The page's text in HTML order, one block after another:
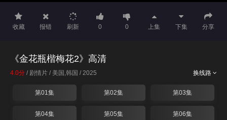
收藏 报错 刷新 0 0 上集 下集 分享
《金花瓶楷梅花2》高清
换线路
4.0分 / 剧情片 / 美国,韩国 / 2025
第01集 第02集 第03集
第04集 第05集 第06集